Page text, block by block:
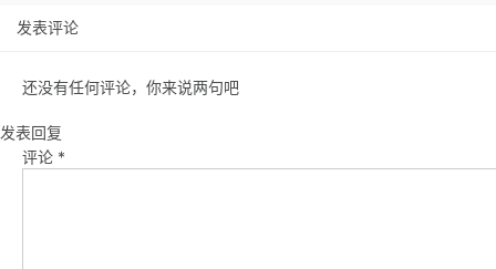
发表评论
还没有任何评论，你来说两句吧
发表回复
评论 *